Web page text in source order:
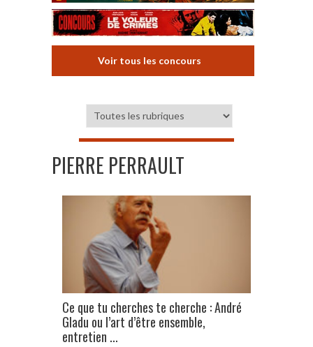
Voir tous les concours
PIERRE PERRAULT
Ce que tu cherches te cherche : André
Gladu ou l’art d’être ensemble,
entretien ...